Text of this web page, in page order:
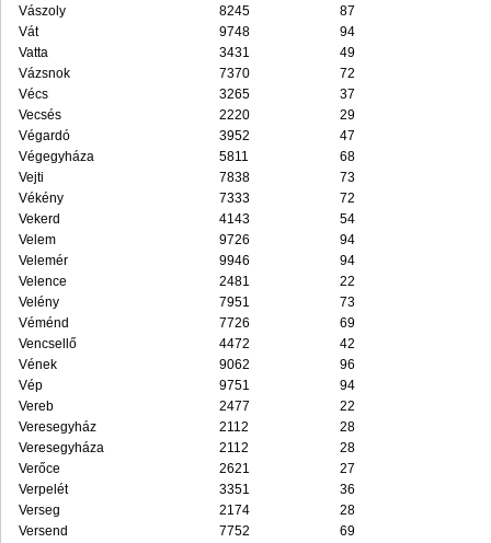
Vászoly
8245
87
Vát
9748
94
Vatta
3431
49
Vázsnok
7370
72
Vécs
3265
37
Vecsés
2220
29
Végardó
3952
47
Végegyháza
5811
68
Vejti
7838
73
Vékény
7333
72
Vekerd
4143
54
Velem
9726
94
Velemér
9946
94
Velence
2481
22
Velény
7951
73
Véménd
7726
69
Vencsellő
4472
42
Vének
9062
96
Vép
9751
94
Vereb
2477
22
Veresegyház
2112
28
Veresegyháza
2112
28
Verőce
2621
27
Verpelét
3351
36
Verseg
2174
28
Versend
7752
69